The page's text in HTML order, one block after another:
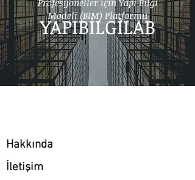
YAPIBİLGİLAB
Profesyoneller için Yapı Bilgi
Modeli (BIM) Platformu
Hakkında
İletişim